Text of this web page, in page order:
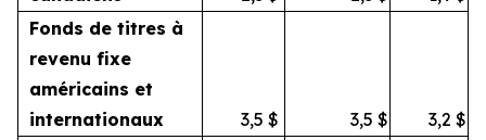
Fonds de titres à
revenu fixe
américains et
internationaux
3,5 $ 3,5 $ 3,2 $